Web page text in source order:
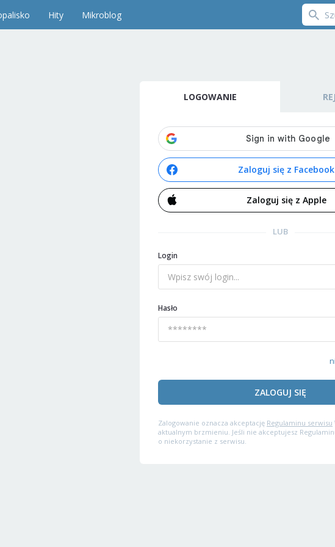
Hity Mikroblog
LOGOWANIE
Zaloguj się z Facebook
Zaloguj się z Apple
LUB
Login
Hasło
ZALOGUJ SIĘ
Zalogowanie oznacza akceptację Regulaminu serwisu
aktualnym brzmieniu. Jeśli nie akceptujesz
o niekorzystanie z serwisu.